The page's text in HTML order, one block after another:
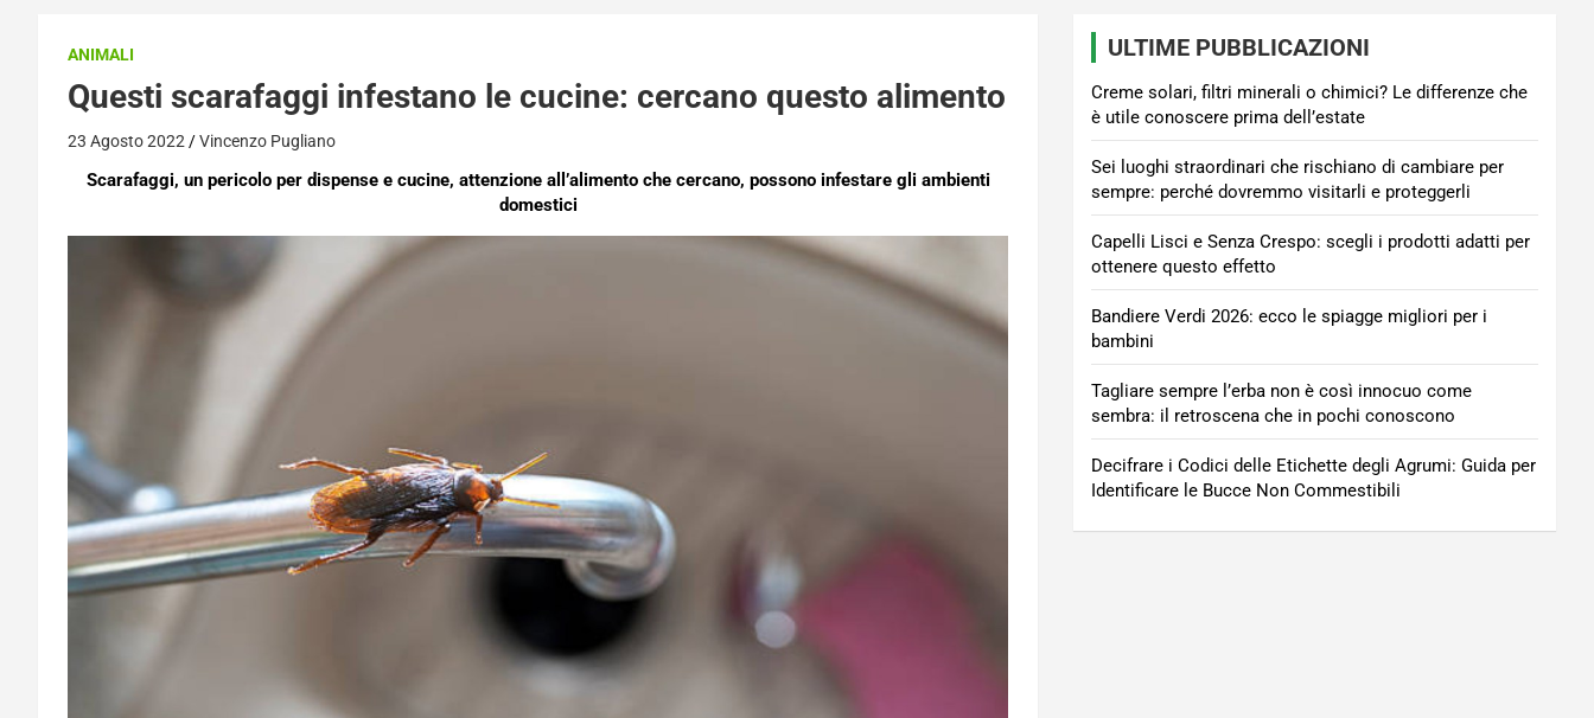
ANIMALI
Questi scarafaggi infestano le cucine: cercano questo alimento
23 Agosto 2022 Vincenzo Pugliano
Scarafaggi, un pericolo per dispense e cucine, attenzione all’alimento che cercano, possono infestare gli ambienti
domestici
ULTIME PUBBLICAZIONI
Creme solari, filtri minerali o chimici? Le differenze che
è utile conoscere prima dell’estate
Sei luoghi straordinari che rischiano di cambiare per
sempre: perché dovremmo visitarli e proteggerli
Capelli Lisci e Senza Crespo: scegli i prodotti adatti per
ottenere questo effetto
Bandiere Verdi 2026: ecco le spiagge migliori per i
bambini
Tagliare sempre l’erba non è così innocuo come
sembra: il retroscena che in pochi conoscono
Decifrare i Codici delle Etichette degli Agrumi: Guida per
Identificare le Bucce Non Commestibili